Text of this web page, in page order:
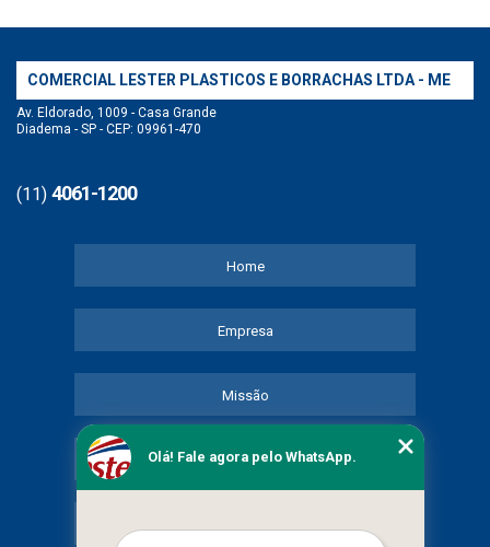
COMERCIAL LESTER PLASTICOS E BORRACHAS LTDA - ME
Av. Eldorado, 1009 - Casa Grande
Diadema - SP - CEP: 09961-470
(11) 4061-1200
Home
Empresa
Missão
Serviços
Olá! Fale agora pelo WhatsApp.